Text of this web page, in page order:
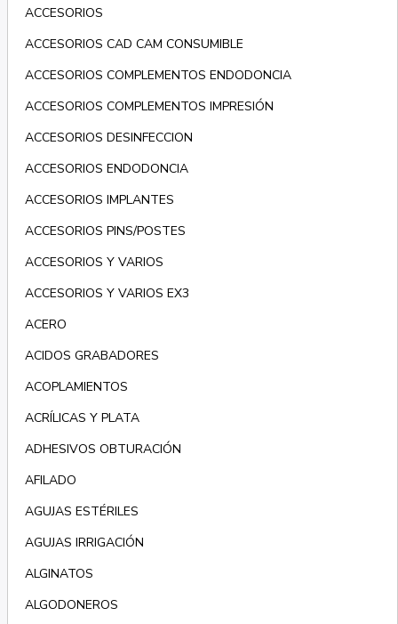
ACCESORIOS
ACCESORIOS CAD CAM CONSUMIBLE
ACCESORIOS COMPLEMENTOS ENDODONCIA
ACCESORIOS COMPLEMENTOS IMPRESIÓN
ACCESORIOS DESINFECCION
ACCESORIOS ENDODONCIA
ACCESORIOS IMPLANTES
ACCESORIOS PINS/POSTES
ACCESORIOS Y VARIOS
ACCESORIOS Y VARIOS EX3
ACERO
ACIDOS GRABADORES
ACOPLAMIENTOS
ACRÍLICAS Y PLATA
ADHESIVOS OBTURACIÓN
AFILADO
AGUJAS ESTÉRILES
AGUJAS IRRIGACIÓN
ALGINATOS
ALGODONEROS